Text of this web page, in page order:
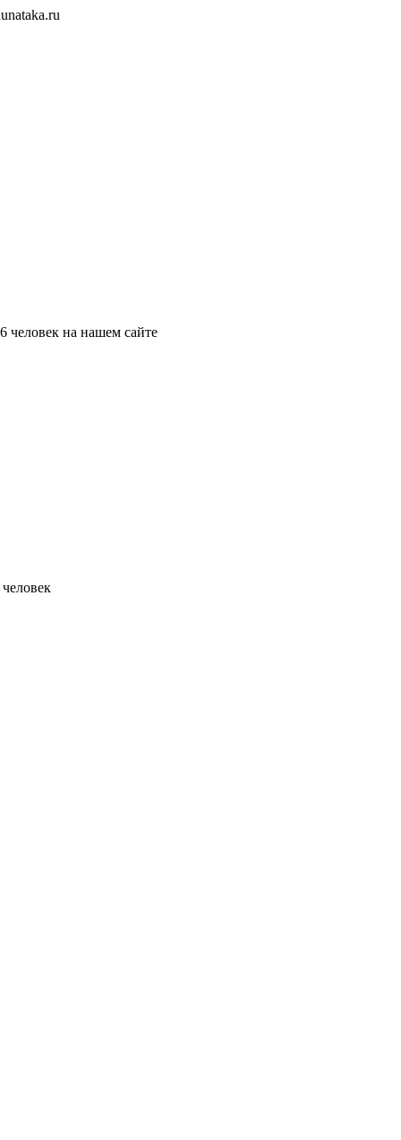
человек на нашем сайте